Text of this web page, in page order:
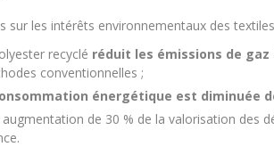
sur les intérêts environnementaux des
recyclé réduit les émissions de
conventionnelles ;
énergétique est diminuée
augmentation de 30 % de la valorisation des